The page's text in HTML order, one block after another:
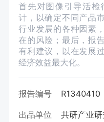
首先对图像引导活检
计，以确定不同产品
行业发展的各种因素
在的风险；最后，报
有利建议，以在发展
经济效益最大化。
报告编号 R1340410
出品单位 共研产业